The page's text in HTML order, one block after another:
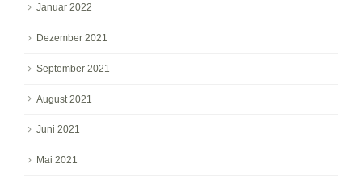
Januar 2022
Dezember 2021
September 2021
August 2021
Juni 2021
Mai 2021